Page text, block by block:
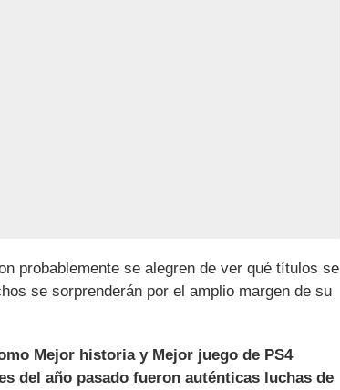
probablemente se alegren de ver qué títulos se
se sorprenderán por el amplio margen de su
Mejor historia y Mejor juego de PS4
del año pasado fueron auténticas luchas de